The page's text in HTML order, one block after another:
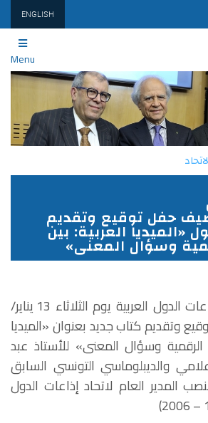
ENGLISH
Menu
حفل توقيع وتقديم
«الميديا العربية: بين
وسؤال المعنى»
شهد مقر اتحاد إذاعات الدول العربية يوم الثلاثاء 13 يناير/
حفل توقيع وتقديم كتاب جديد بعنوان «الميديا
الرقمية وسؤال المعنى» للأستاذ عبد
والديبلوماسي التونسي السابق
المدير العام لاتحاد إذاعات الدول